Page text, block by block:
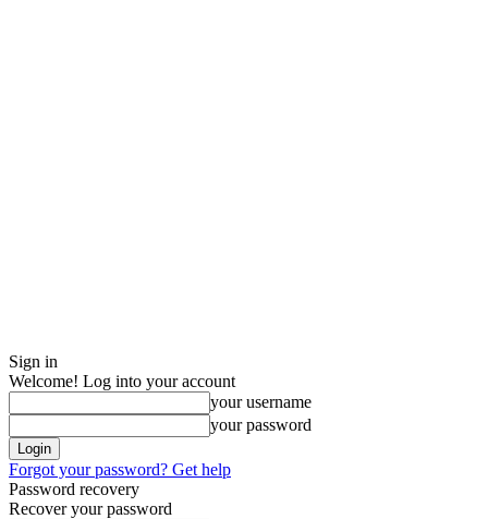
Sign in
Welcome! Log into your account
your username
your password
Forgot your password? Get help
Password recovery
Recover your password